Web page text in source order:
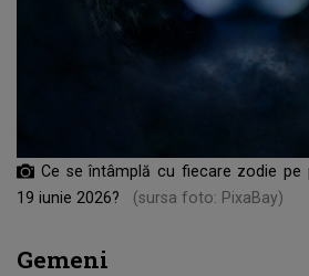
Ce se întâmplă cu fiecare zodie pe
19 iunie 2026?
(sursa foto: PixaBay)
Gemeni